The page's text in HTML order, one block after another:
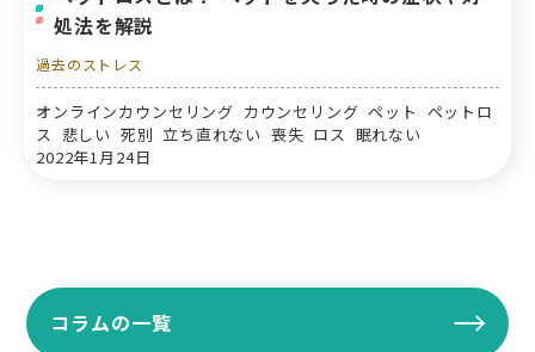
処法を解説
過去のストレス
オンラインカウンセリング カウンセリング ペット ペットロ
ス 悲しい 死別 立ち直れない 喪失 ロス 眠れない
2022年1月24日
コラムの一覧